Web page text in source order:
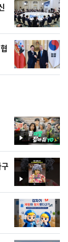
영
상
영
상